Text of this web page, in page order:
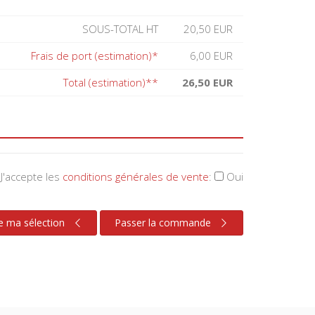
SOUS-TOTAL HT
20,50 EUR
Frais de port (estimation)*
6,00 EUR
Total (estimation)**
26,50 EUR
J'accepte les conditions générales de vente: Oui
ma sélection Passer la commande